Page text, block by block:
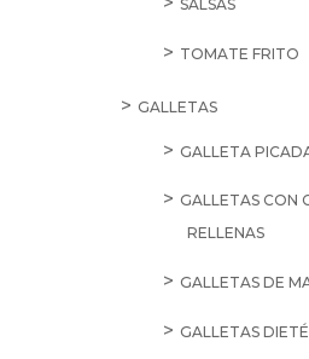
SALSAS
TOMATE FRITO
GALLETAS
GALLETA
GALLETAS CON
RELLENAS
GALLETAS DE
GALLETAS